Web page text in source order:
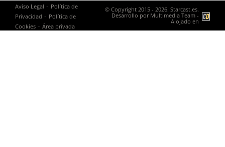
Aviso Legal - Política de
Privacidad - Política de
Cookies - Área privada
© Copyright 2015 - 2026. Starcast.es.
Desarrollo por Multimedia Team -
Alojado en